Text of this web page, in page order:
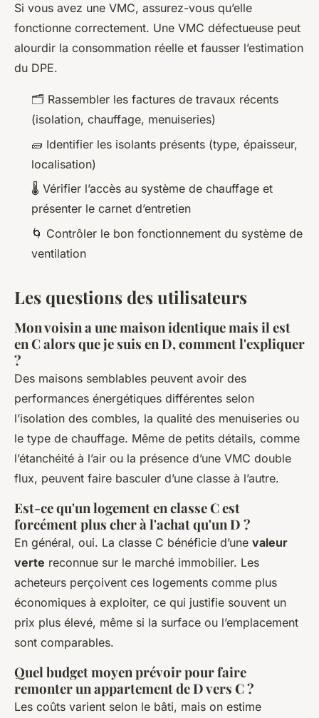
Si vous avez une VMC, assurez-vous qu’elle
fonctionne correctement. Une VMC défectueuse peut
alourdir la consommation réelle et fausser l’estimation
du DPE.
🗂️ Rassembler les factures de travaux récents
(isolation, chauffage, menuiseries)
🧱 Identifier les isolants présents (type, épaisseur,
localisation)
🌡️ Vérifier l’accès au système de chauffage et
présenter le carnet d’entretien
🌀 Contrôler le bon fonctionnement du système de
ventilation
Les questions des utilisateurs
Mon voisin a une maison identique mais il est
en C alors que je suis en D, comment l'expliquer
?
Des maisons semblables peuvent avoir des
performances énergétiques différentes selon
l’isolation des combles, la qualité des menuiseries ou
le type de chauffage. Même de petits détails, comme
l’étanchéité à l’air ou la présence d’une VMC double
flux, peuvent faire basculer d’une classe à l’autre.
Est-ce qu'un logement en classe C est
forcément plus cher à l'achat qu'un D ?
En général, oui. La classe C bénéficie d’une valeur
verte reconnue sur le marché immobilier. Les
acheteurs perçoivent ces logements comme plus
économiques à exploiter, ce qui justifie souvent un
prix plus élevé, même si la surface ou l’emplacement
sont comparables.
Quel budget moyen prévoir pour faire
remonter un appartement de D vers C ?
Les coûts varient selon le bâti, mais on estime